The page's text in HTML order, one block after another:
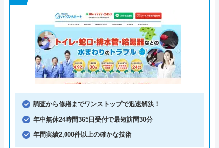
調査から修繕までワンストップで迅速解決！
年中無休24時間365日受付で最短訪問30分
年間実績2,000件以上の確かな技術